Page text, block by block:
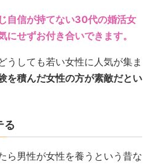
自信が持てない30代の婚活女
せずお付き合いできます。
うしても若い女性に人気が集ま
を積んだ女性の方が素敵だとい
る
ら男性が女性を養うという昔な